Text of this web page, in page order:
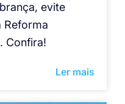
evite
Reforma
Confira!
Ler mais